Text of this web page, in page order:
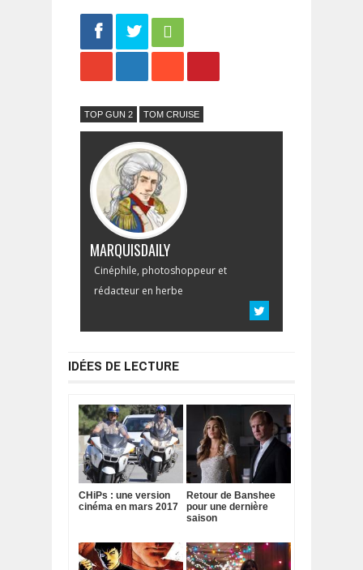
TOP GUN 2 TOM CRUISE
MARQUISDAILY
Cinéphile, photoshoppeur et
rédacteur en herbe
IDÉES DE LECTURE
CHiPs : une version
cinéma en mars 2017
Retour de Banshee
pour une dernière
saison